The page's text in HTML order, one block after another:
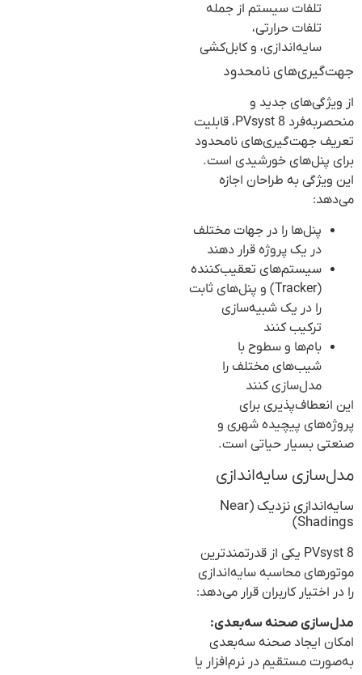
تلفات سیستم از جمله
تلفات حرارتی،
سایه‌اندازی، و کابل‌کشی
جهت‌گیری‌های نامحدود
از ویژگی‌های جدید و
منحصربه‌فرد PVsyst 8، قابلیت
تعریف جهت‌گیری‌های نامحدود
برای پنل‌های خورشیدی است.
این ویژگی به طراحان اجازه
می‌دهد:
پنل‌ها را در جهات مختلف
در یک پروژه قرار دهند
سیستم‌های تعقیب‌کننده
(Tracker) و پنل‌های ثابت
را در یک شبیه‌سازی
ترکیب کنند
بام‌ها و سطوح با
شیب‌های مختلف را
مدل‌سازی کنند
این انعطاف‌پذیری برای
پروژه‌های پیچیده شهری و
صنعتی بسیار حیاتی است.
مدل‌سازی سایه‌اندازی
سایه‌اندازی نزدیک (Near
Shadings)
PVsyst 8 یکی از قدرتمندترین
موتورهای محاسبه سایه‌اندازی
را در اختیار کاربران قرار می‌دهد:
مدل‌سازی صحنه سه‌بعدی:
امکان ایجاد صحنه سه‌بعدی
به‌صورت مستقیم در نرم‌افزار یا